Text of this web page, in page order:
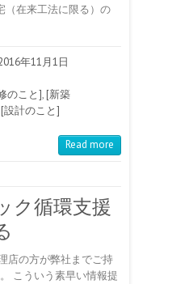
（在来工法に限る）の
年11月1日
のこと], [新築
[設計のこと]
Read more
ク循環支援
店の方が弊社までご持
こういう素早い情報提